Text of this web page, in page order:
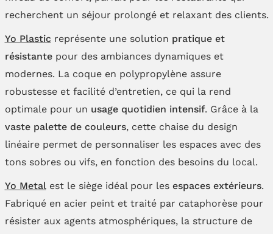
recherchent un séjour prolongé et relaxant des clients.
Yo Plastic représente une solution pratique et
résistantepour des ambiances dynamiques et
modernes. La coque en polypropylène assure
robustesse et facilité d’entretien, ce qui la rend
optimale pour un usage quotidien intensif. Grâce à la
vaste palette de couleurs, cette chaise du design
linéaire permet de personnaliser les espaces avec des
tons sobres ou vifs, en fonction des besoins du local.
Yo Metalest le siège idéal pour les espaces extérieurs.
Fabriqué en acier peint et traité par cataphorèse pour
résister aux agents atmosphériques, la structure de